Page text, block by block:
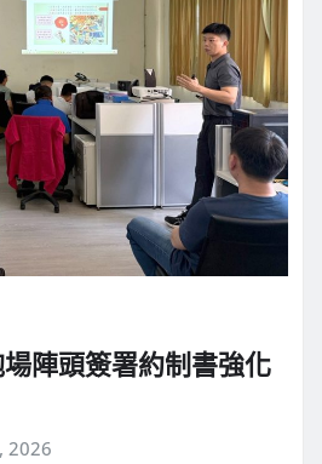
陣頭簽署約制書強化
2026